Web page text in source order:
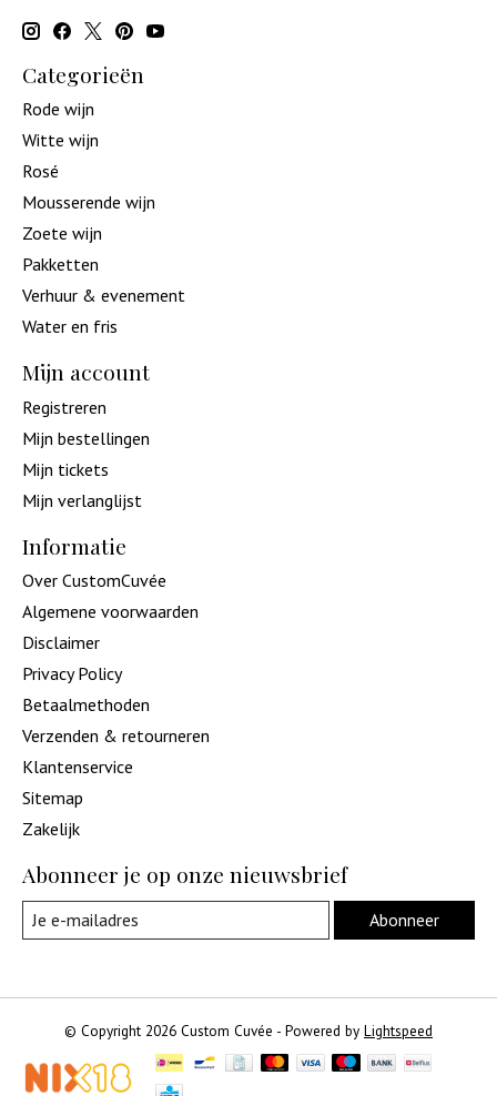
Categorieën
Rode wijn
Witte wijn
Rosé
Mousserende wijn
Zoete wijn
Pakketten
Verhuur & evenement
Water en fris
Mijn account
Registreren
Mijn bestellingen
Mijn tickets
Mijn verlanglijst
Informatie
Over CustomCuvée
Algemene voorwaarden
Disclaimer
Privacy Policy
Betaalmethoden
Verzenden & retourneren
Klantenservice
Sitemap
Zakelijk
Abonneer je op onze nieuwsbrief
Abonneer
© Copyright 2026 Custom Cuvée - Powered by Lightspeed